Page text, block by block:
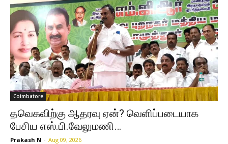
Coimbatore
தவெகவிற்கு ஆதரவு ஏன்? வெளிப்படையாக
பேசிய எஸ்.பி.வேலுமணி…
Prakash N - Aug 09, 2026